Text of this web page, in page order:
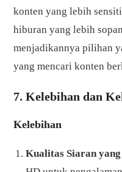
konten yang lebih
hiburan yang lebih
menjadikannya pilihan
yang mencari konten
7. Kelebihan dan
Kelebihan
Kualitas Siaran